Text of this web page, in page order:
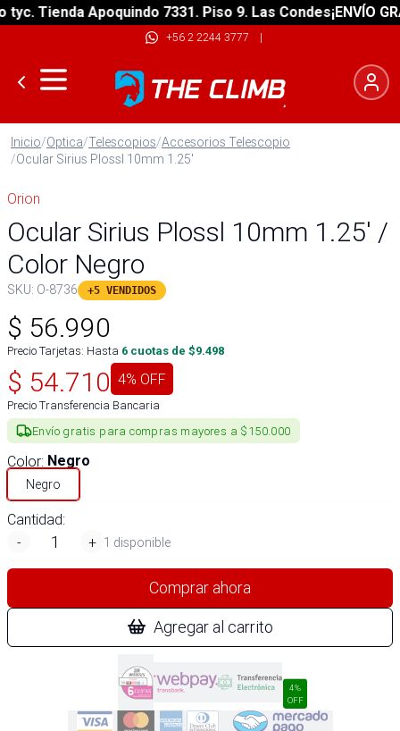
Tienda Apoquindo 7331. Piso 9. Las Condes¡ENVÍO
+56 2 2244 3777 |
Inicio/Optica/Telescopios/Accesorios Telescopio
/Ocular Sirius Plossl 10mm 1.25'
Orion
Ocular Sirius Plossl 10mm 1.25' /
Color Negro
SKU: O-8736 +5 VENDIDOS
$ 56.990
Precio Tarjetas: Hasta 6 cuotas de $9.498
$ 54.710 4% OFF
Precio Transferencia Bancaria
Envío gratis para compras mayores a $150.000
Color: Negro
Negro
Cantidad:
-
+ 1 disponible
Comprar ahora
Agregar al carrito
4%
OFF